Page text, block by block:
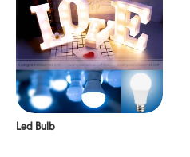
Led Bulb